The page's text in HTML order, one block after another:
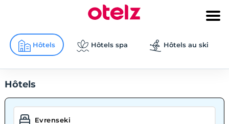
Hôtels Hôtels spa Hôtels au ski
Hôtels